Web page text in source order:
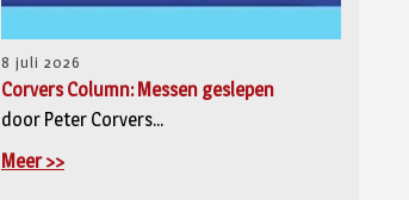
8 juli 2026
Corvers Column: Messen geslepen
door Peter Corvers...
Meer >>